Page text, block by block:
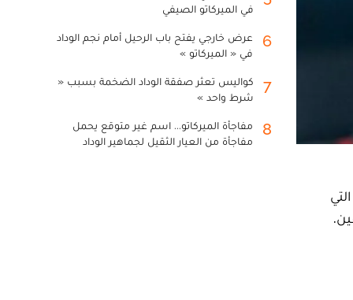
في الميركاتو الصيفي
6
عرض خارجي يفتح باب الرحيل أمام نجم الوداد
في « الميركاتو »
7
كواليس تعثر صفقة الوداد الضخمة بسبب «
شرط واحد »
8
مفاجأة الميركاتو... اسم غير متوقع يحمل
مفاجأة من العيار الثقيل لجماهير الوداد